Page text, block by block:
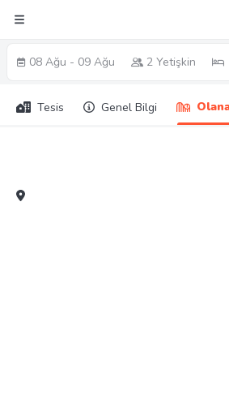
08 Ağu - 09 Ağu 2 Yetişkin
Tesis Genel Bilgi